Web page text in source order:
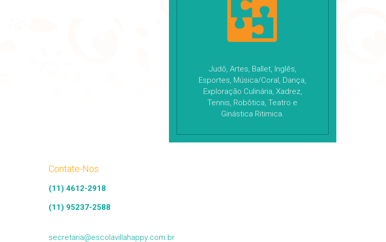
Judô, Artes, Ballet, Inglês,
Esportes, Música/Coral, Dança,
Exploração Culinária, Xadrez,
Tennis, Robôtica, Teatro e
Ginástica Ritimica.
Contate-Nos
(11) 4612-2918
(11) 95237-2588
secretaria@escolavillahappy.com.br